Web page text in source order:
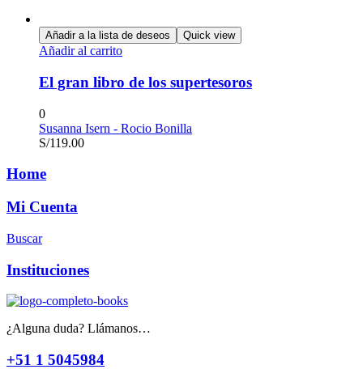
Añadir a la lista de deseos Quick view
Añadir al carrito
El gran libro de los supertesoros
0
Susanna Isern - Rocio Bonilla
S/119.00
Home
Mi Cuenta
Buscar
Instituciones
¿Alguna duda? Llámanos…
+51 1 5045984